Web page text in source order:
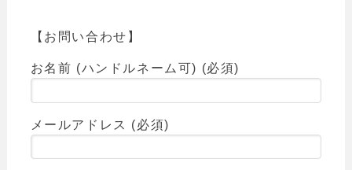
【お問い合わせ】
お名前 (ハンドルネーム可) (必須)
メールアドレス (必須)